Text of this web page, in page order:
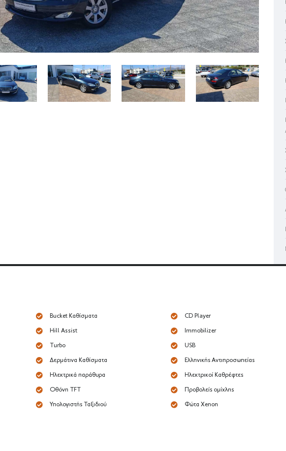
Bucket Καθίσματα CD Player
Hill Assist Immobilizer
Turbo USB
Δερμάτινα Καθίσματα Ελληνικής Αντιπροσωπείας
Ηλεκτρικά παράθυρα Ηλεκτρικοί Καθρέφτες
Οθόνη TFT Προβολείς ομίχλης
Υπολογιστής Ταξιδιού Φώτα Xenon